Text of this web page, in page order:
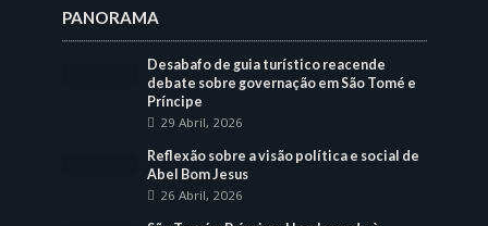
PANORAMA
Desabafo de guia turístico reacende
debate sobre governação em São Tomé e
Príncipe
29 Abril, 2026
Reflexão sobre a visão política e social de
Abel Bom Jesus
26 Abril, 2026